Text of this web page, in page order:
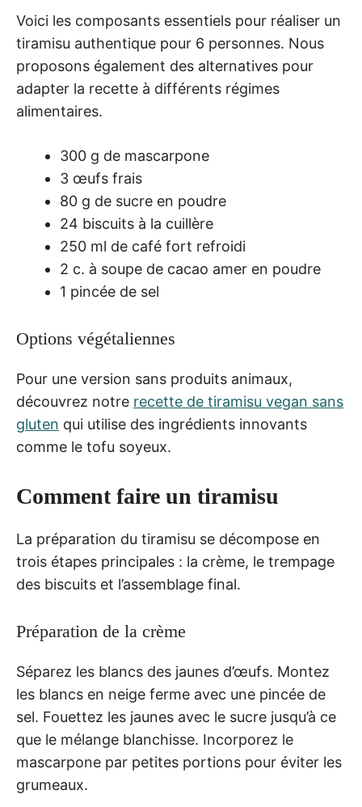
Voici les composants essentiels pour réaliser un
tiramisu authentique pour 6 personnes. Nous
proposons également des alternatives pour
adapter la recette à différents régimes
alimentaires.
300 g de mascarpone
3 œufs frais
80 g de sucre en poudre
24 biscuits à la cuillère
250 ml de café fort refroidi
2 c. à soupe de cacao amer en poudre
1 pincée de sel
Options végétaliennes
Pour une version sans produits animaux,
découvrez notre recette de tiramisu vegan sans
gluten qui utilise des ingrédients innovants
comme le tofu soyeux.
Comment faire un tiramisu
La préparation du tiramisu se décompose en
trois étapes principales : la crème, le trempage
des biscuits et l’assemblage final.
Préparation de la crème
Séparez les blancs des jaunes d’œufs. Montez
les blancs en neige ferme avec une pincée de
sel. Fouettez les jaunes avec le sucre jusqu’à ce
que le mélange blanchisse. Incorporez le
mascarpone par petites portions pour éviter les
grumeaux.